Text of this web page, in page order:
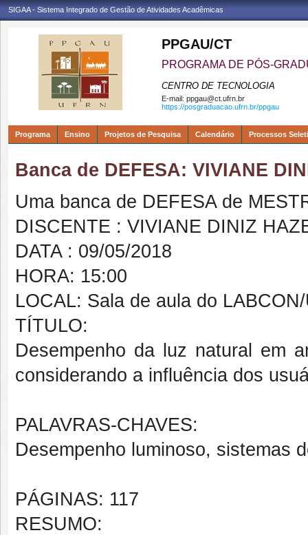
SIGAA - Sistema Integrado de Gestão de Atividades Acadêmicas
PPGAU/CT
PROGRAMA DE PÓS-
CENTRO DE TECNOLOGIA
E-mail: ppgau@ct.ufrn.br
https://posgraduacao.ufrn.br/ppgau
Programa Ensino Projetos de Pesquisa Calendário Processos
Banca de DEFESA: VIVIANE
Uma banca de DEFESA de
DISCENTE : VIVIANE DINIZ
DATA : 09/05/2018
HORA: 15:00
LOCAL: Sala de aula do
TÍTULO:
Desempenho da luz natural em
considerando a influência dos
PALAVRAS-CHAVES:
Desempenho luminoso, sistemas
PÁGINAS: 117
RESUMO: